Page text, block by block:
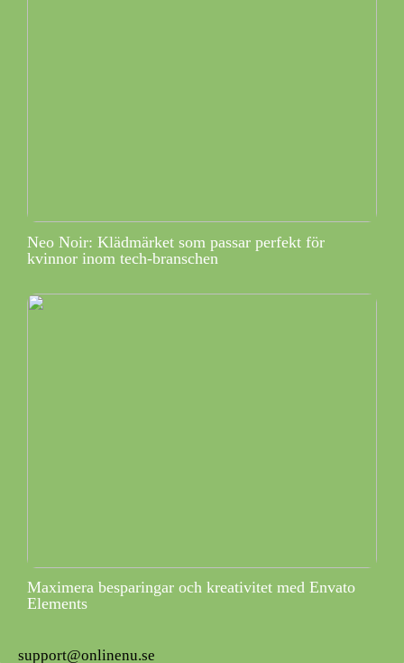
Neo Noir: Klädmärket som passar perfekt för
kvinnor inom tech-branschen
Maximera besparingar och kreativitet med Envato
Elements
support@onlinenu.se